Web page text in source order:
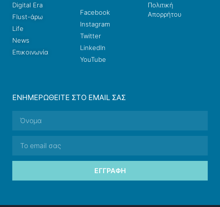
Digital Era
Flust-άρω
Life
News
Επικοινωνία
Facebook
Instagram
Twitter
LinkedIn
YouTube
Πολιτική
Απορρήτου
ΕΝΗΜΕΡΩΘΕΊΤΕ ΣΤΟ EMAIL ΣΑΣ
ΕΓΓΡΑΦΉ